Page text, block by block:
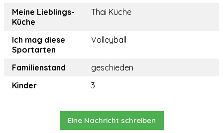
Meine Lieblings-
Küche
Thai Küche
Ich mag diese
Sportarten
Volleyball
Familienstand
geschieden
Kinder
3
Eine Nachricht schreiben